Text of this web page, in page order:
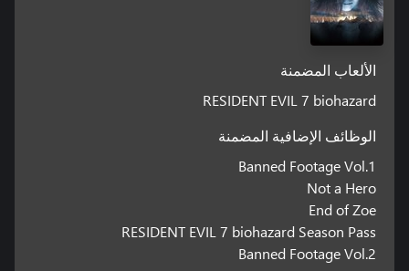
الألعاب المضمنة
RESIDENT EVIL 7 biohazard
الوظائف الإضافية المضمنة
Banned Footage Vol.1
Not a Hero
End of Zoe
RESIDENT EVIL 7 biohazard Season Pass
Banned Footage Vol.2